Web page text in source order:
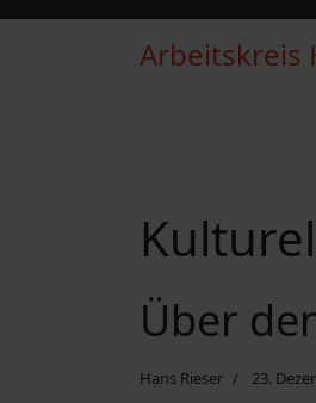
Arbeitskreis
Über
Hans Rieser 23.